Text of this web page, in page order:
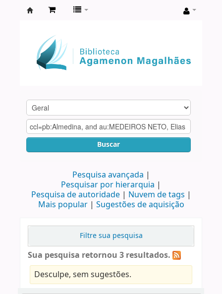
Agamenon
Magalhães
Buscar
Pesquisa avançada
Pesquisar por hierarquia
Pesquisa de autoridade
Nuvem de tags
Mais popular
Sugestões de aquisição
Filtre sua pesquisa
Sua pesquisa retornou 3 resultados.
Desculpe, sem sugestões.